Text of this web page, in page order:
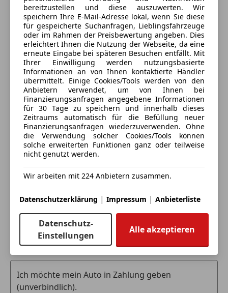
Kontakt
Automobile Swoboda
Alle Fahrzeuge des Anbieters
Anbieter kontaktieren
Deine Nachricht
Eintauschwagen: Kaufen und verkaufen in nur einem
Ich möchte mein Auto in Zahlung geben
(unverbindlich).
bereitzustellen und diese auszuwerten. Wir
speichern Ihre E-Mail-Adresse lokal, wenn Sie diese
für gespeicherte Suchanfragen, Lieblingsfahrzeuge
oder im Rahmen der Preisbewertung angeben. Dies
erleichtert Ihnen die Nutzung der Webseite, da eine
erneute Eingabe bei späteren Besuchen entfällt. Mit
Ihrer Einwilligung werden nutzungsbasierte
Informationen an von Ihnen kontaktierte Händler
übermittelt. Einige Cookies/Tools werden von den
Anbietern verwendet, um von Ihnen bei
Finanzierungsanfragen angegebene Informationen
für 30 Tage zu speichern und innerhalb dieses
Zeitraums automatisch für die Befüllung neuer
Finanzierungsanfragen wiederzuverwenden. Ohne
die Verwendung solcher Cookies/Tools können
solche erweiterten Funktionen ganz oder teilweise
nicht genutzt werden.
Wir arbeiten mit 224 Anbietern zusammen.
Datenschutzerklärung | Impressum | Anbieterliste
Datenschutz-
Einstellungen
Alle akzeptieren